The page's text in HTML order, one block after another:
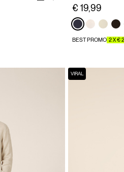
€ 19,99
BEST PROMO 2 X €
VIRAL